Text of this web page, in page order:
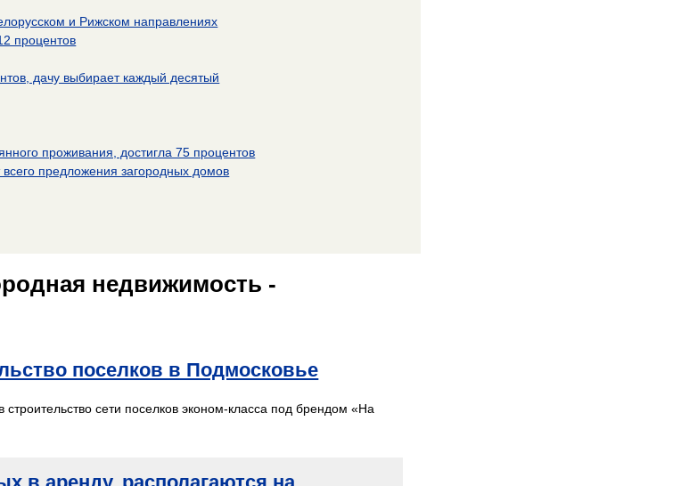
и Рижском направлениях
процентов
дачу выбирает каждый десятый
проживания, достигла 75 процентов
предложения загородных домов
недвижимость -
поселков в Подмосковье
сети поселков эконом-класса под брендом «На